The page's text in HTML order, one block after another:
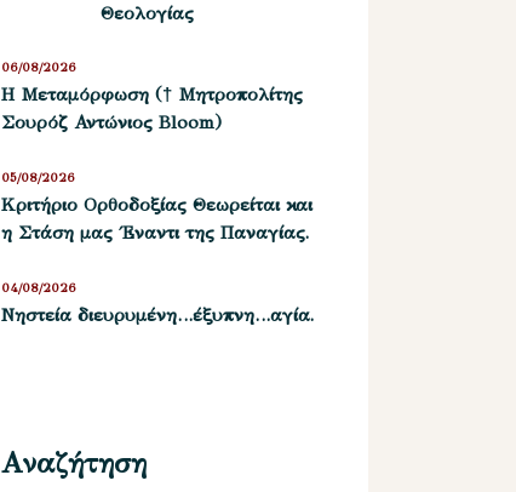
Θεολογίας
Η Μεταμόρφωση († Μητροπολίτης
Σουρόζ Αντώνιος Bloom)
06/08/2026
Kριτήριο Oρθοδοξίας Θεωρείται και
η Στάση μας ΄Εναντι της Παναγίας.
05/08/2026
Νηστεία διευρυμένη…έξυπνη…αγία.
04/08/2026
Αναζήτηση